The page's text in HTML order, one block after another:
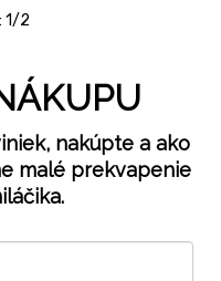
1/2
nakúpte a ako
malé prekvapenie